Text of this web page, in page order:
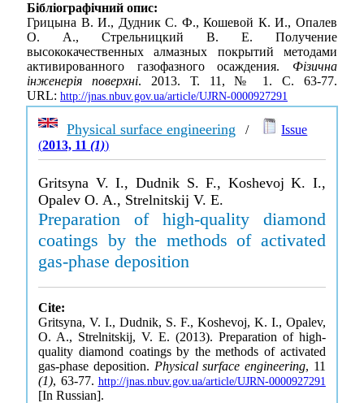
Бібліографічний опис:
Грицына В. И., Дудник С. Ф., Кошевой К. И., Опалев
О. А., Стрельницкий В. Е. Получение
высококачественных алмазных покрытий методами
активированного газофазного осаждения. Фізична
інженерія поверхні. 2013. Т. 11, № 1. С. 63-77.
URL: http://jnas.nbuv.gov.ua/article/UJRN-0000927291
Physical surface engineering /
Issue
(2013, 11(1))
Gritsyna V. I., Dudnik S. F., Koshevoj K. I.,
Opalev O. A., Strelnitskij V. E.
Preparation of high-quality diamond
coatings by the methods of activated
gas-phase deposition
Cite:
Gritsyna, V. I., Dudnik, S. F., Koshevoj, K. I., Opalev,
O. A., Strelnitskij, V. E. (2013). Preparation of high-
quality diamond coatings by the methods of activated
gas-phase deposition. Physical surface engineering, 11
(1), 63-77. http://jnas.nbuv.gov.ua/article/UJRN-0000927291
[In Russian].